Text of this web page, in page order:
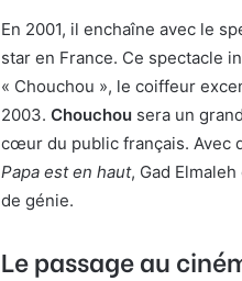
En 2001, il enchaîne avec le
star en France. Ce spectacle
« Chouchou », le coiffeur
2003. Chouchou sera un
cœur du public français. Avec
Papa est en haut, Gad
de génie.
Le passage au